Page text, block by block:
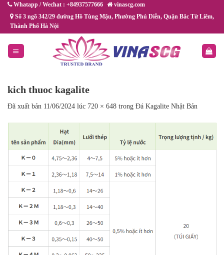
ChuyểnWhatapp / Wechat : +84937577666
vinascg.com
Số 3 ngõ 342/29 đường Hồ Tùng Mậu, Phường Phú Diễn, Quận Bắc Từ Liêm,
Thành Phố Hà Nội
kich thuoc kagalite
Đã xuất bản 11/06/2024 lúc 720 × 648 trong Đá Kagalite Nhật Bản